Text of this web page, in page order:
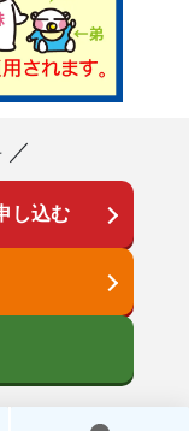
／
し込む